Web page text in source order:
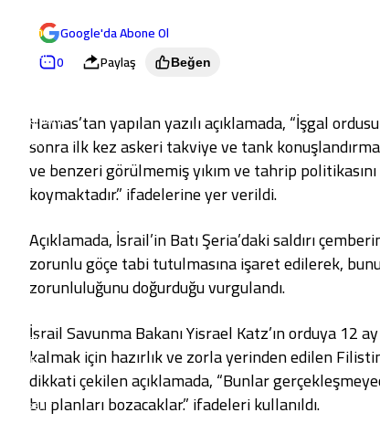
Mersin
İstanbul
Kastamonu
Kayseri
Kırklareli
Kırşehir
Kocaeli
Konya
Kütahya
Malatya
Manisa
Mardin
Muğla
Nevşehir
Google'da Abone Ol
0
Paylaş Beğen
Hamas’tan yapılan yazılı açıklamada, “İşgal
sonra ilk kez askeri takviye ve tank
ve benzeri görülmemiş yıkım ve tahrip
koymaktadır.” ifadelerine yer verildi.
Açıklamada, İsrail’in Batı Şeria’daki saldırı
zorunlu göçe tabi tutulmasına işaret edilerek,
zorunluluğunu doğurduğu vurgulandı.
İsrail Savunma Bakanı Yisrael Katz’ın orduya 12
kalmak için hazırlık ve zorla yerinden edilen
dikkati çekilen açıklamada, “Bunlar
bu planları bozacaklar.” ifadeleri kullanıldı.